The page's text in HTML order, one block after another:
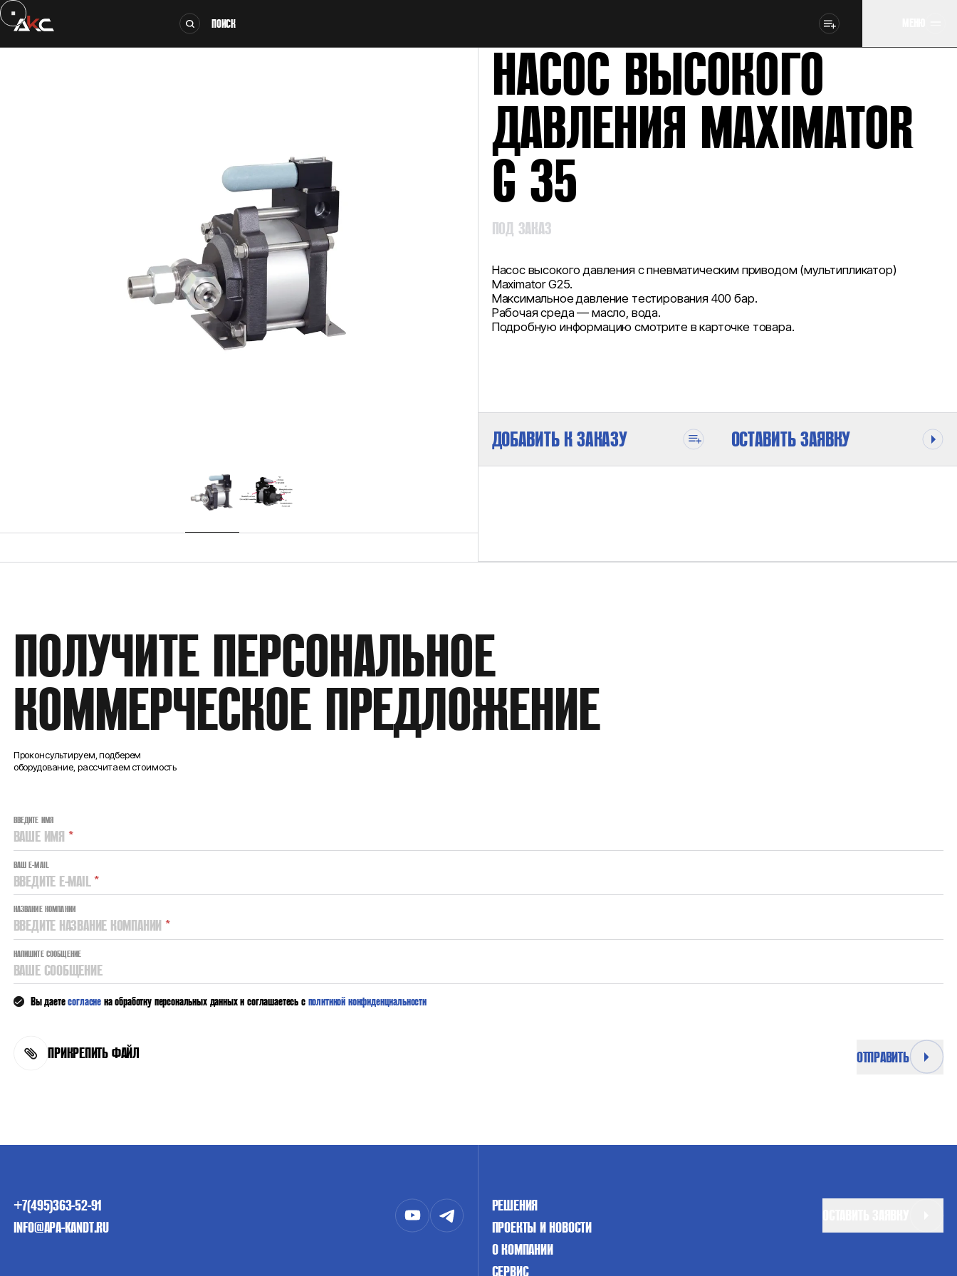
НАСОС ВЫСОКОГО
ДАВЛЕНИЯ MAXIMATOR
G 35
ПОД ЗАКАЗ
Насос высокого давления с пневматическим приводом (мультипликатор)
Maximator G25.
Максимальное давление тестирования 400 бар.
Рабочая среда — масло, вода.
Подробную информацию смотрите в карточке товара.
ДОБАВИТЬ К ЗАКАЗУ ОСТАВИТЬ ЗАЯВКУ
ПРОИЗВОДИТЕЛЬНОСТЬ
КОЭФФИЦИЕНТ ДАВЛЕНИЯ
ПОЛУЧИТЕ ПЕРСОНАЛЬНОЕ
КОММЕРЧЕСКОЕ ПРЕДЛОЖЕНИЕ
Проконсультируем, подберем
оборудование, рассчитаем стоимость
ВВЕДИТЕ ИМЯ
ВАШЕ ИМЯ *
ВАШ E-MAIL
ВВЕДИТЕ E-MAIL*
НАЗВАНИЕ КОМПАНИИ
ВВЕДИТЕ НАЗВАНИЕ КОМПАНИИ *
НАПИШИТЕ СООБЩЕНИЕ
ВАШЕ СООБЩЕНИЕ
Вы даетесогласиена обработку персональных данных и соглашаетесь сполитикой конфиденциальности
ПРИКРЕПИТЬ ФАЙЛ ОТПРАВИТЬ
+7(495)363-52-91
INFO@APA-KANDT.RU
РЕШЕНИЯ
ПРОЕКТЫ И НОВОСТИ
О КОМПАНИИ
СЕРВИС